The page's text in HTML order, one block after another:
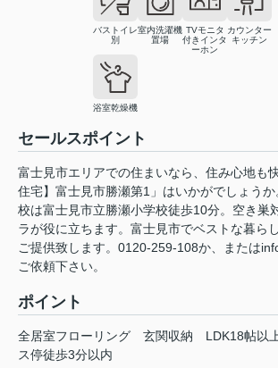
バストイレ
別
室内洗濯機
置場
TVモニタ
付きインタ
ーホン
カウンター
キッチン
浴室乾燥機
セールスポイント
富士見市エリアでの住まいなら、住み心地も
住宅】富士見市勝瀬第1」はいかがでしょう
校は富士見市立勝瀬小学校徒歩10分。空き巣
ラが役に立ちます。富士見市でベストな暮ら
ご提供致します。0120-259-108か、または
ご依頼下さい。
ポイント
全居室フローリング 玄関収納 LDK18帖以
ス停徒歩3分以内